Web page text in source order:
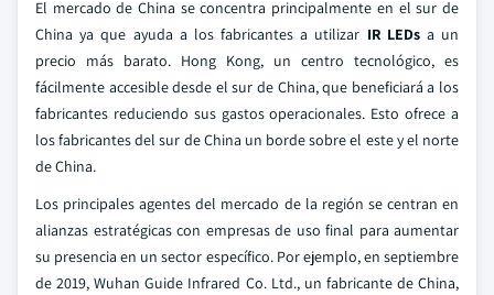
El mercado de China se concentra principalmente en el sur de
China ya que ayuda a los fabricantes a utilizar IR LEDsa un
precio más barato. Hong Kong, un centro tecnológico, es
fácilmente accesible desde el sur de China, que beneficiará a los
fabricantes reduciendo sus gastos operacionales. Esto ofrece a
los fabricantes del sur de China un borde sobre el este y el norte
de China.
Los principales agentes del mercado de la región se centran en
alianzas estratégicas con empresas de uso final para aumentar
su presencia en un sector específico. Por ejemplo, en septiembre
de 2019, Wuhan Guide Infrared Co. Ltd., un fabricante de China,